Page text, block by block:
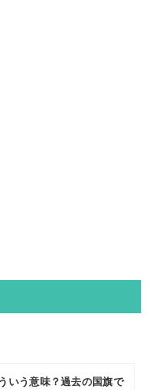
いう意味？過去の国旗で